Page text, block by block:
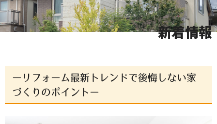
新着情報
ーリフォーム最新トレンドで後悔しない家
づくりのポイントー